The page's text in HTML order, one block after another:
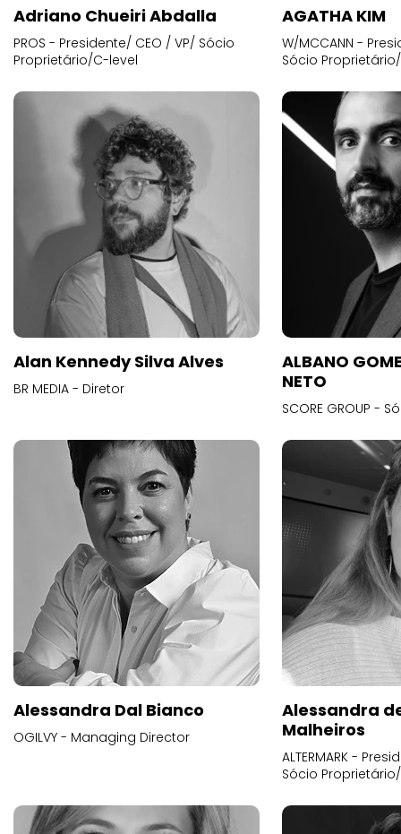
Adriano Chueiri Abdalla
PROS - Presidente/ CEO / VP/ Sócio
Proprietário/C-level
AGATHA KIM
W/MCCANN -
Sócio
Alan Kennedy Silva Alves
BR MEDIA - Diretor
ALBANO
NETO
SCORE GROUP -
Alessandra Dal Bianco
OGILVY - Managing Director
Alessandra
Malheiros
ALTERMARK -
Sócio